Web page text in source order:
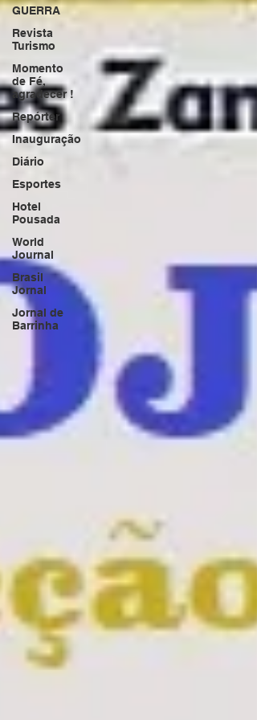
GUERRA
Revista
Turismo
Momento
de Fé,
agradecer !
Repórter
Inauguração
Diário
Esportes
Hotel
Pousada
World
Journal
Brasil
Jornal
Jornal de
Barrinha